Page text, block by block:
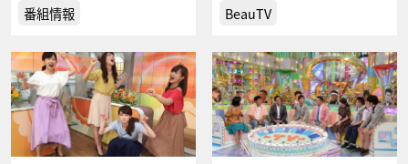
番組情報 BeauTV